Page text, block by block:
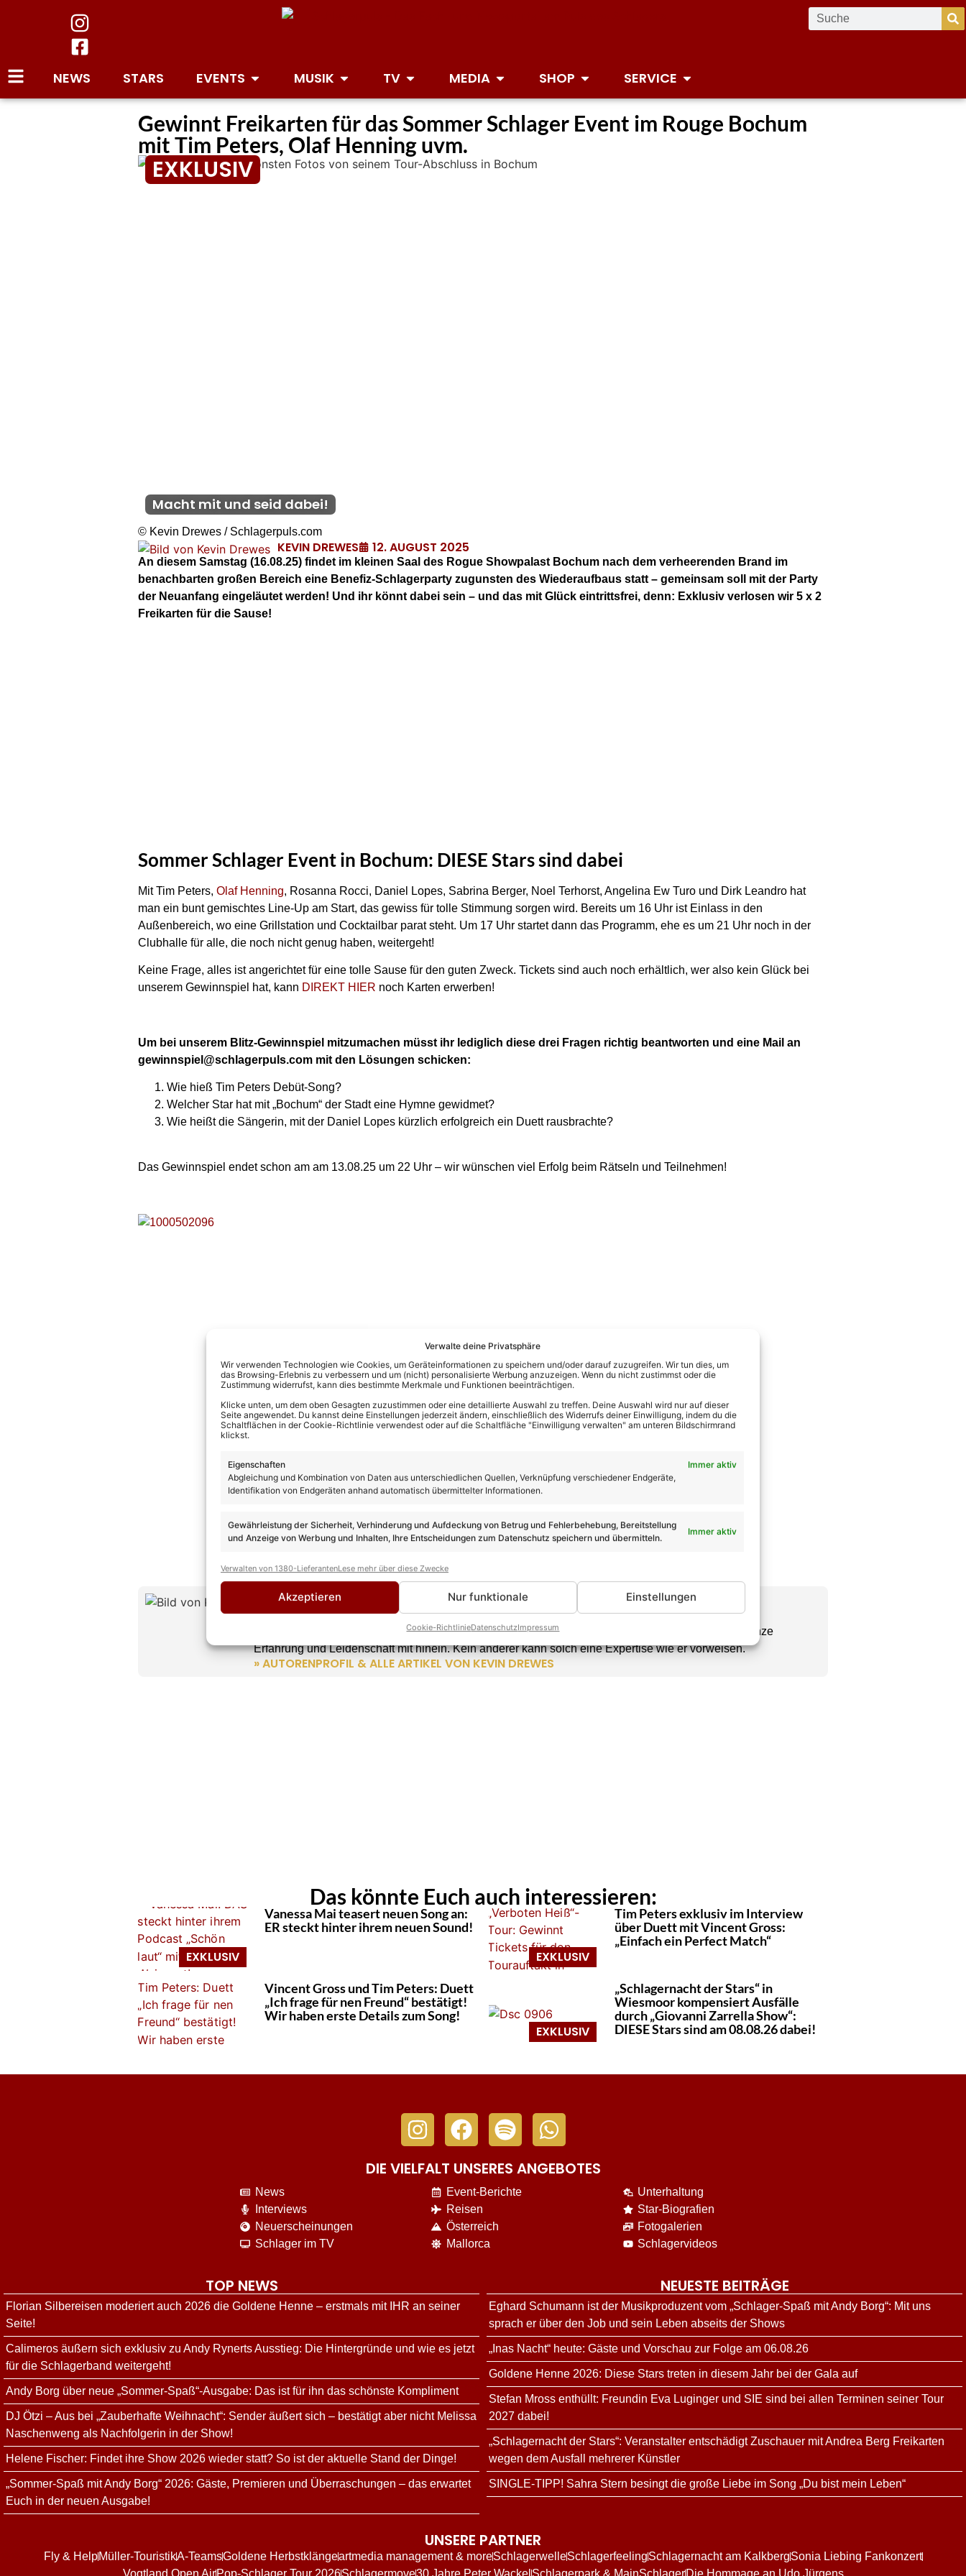
Verwalte deine Privatsphäre
Wir verwenden Technologien wie Cookies, um Geräteinformationen zu speichern und/oder darauf zuzugreifen. Wir tun dies, um
das Browsing-Erlebnis zu verbessern und um (nicht) personalisierte Werbung anzuzeigen. Wenn du nicht zustimmst oder die
Zustimmung widerrufst, kann dies bestimmte Merkmale und Funktionen beeinträchtigen.
Klicke unten, um dem oben Gesagten zuzustimmen oder eine detaillierte Auswahl zu treffen. Deine Auswahl wird nur auf dieser
Seite angewendet. Du kannst deine Einstellungen jederzeit ändern, einschließlich des Widerrufs deiner Einwilligung, indem du die
Schaltflächen in der Cookie-Richtlinie verwendest oder auf die Schaltfläche "Einwilligung verwalten" am unteren Bildschirmrand
klickst.
Eigenschaften
Immer aktiv
Abgleichung und Kombination von Daten aus unterschiedlichen Quellen, Verknüpfung verschiedener Endgeräte,
Identifikation von Endgeräten anhand automatisch übermittelter Informationen.
Gewährleistung der Sicherheit, Verhinderung und Aufdeckung von Betrug und Fehlerbehebung, Bereitstellung
und Anzeige von Werbung und Inhalten, Ihre Entscheidungen zum Datenschutz speichern und übermitteln.
Immer aktiv
Verwalten von 1380-LieferantenLese mehr über diese Zwecke
Akzeptieren Nur funktionale Einstellungen
Cookie-RichtlinieDatenschutzImpressum
NEWS STARS EVENTS MUSIK TV MEDIA SHOP SERVICE
Gewinnt Freikarten für das Sommer Schlager Event im Rouge Bochum
mit Tim Peters, Olaf Henning uvm.
EXKLUSIV
Macht mit und seid dabei!
© Kevin Drewes / Schlagerpuls.com
KEVIN DREWES 12. AUGUST 2025
An diesem Samstag (16.08.25) findet im kleinen Saal des Rogue Showpalast Bochum nach dem verheerenden Brand im
benachbarten großen Bereich eine Benefiz-Schlagerparty zugunsten des Wiederaufbaus statt – gemeinsam soll mit der Party
der Neuanfang eingeläutet werden! Und ihr könnt dabei sein – und das mit Glück eintrittsfrei, denn: Exklusiv verlosen wir 5 x 2
Freikarten für die Sause!
Sommer Schlager Event in Bochum: DIESE Stars sind dabei
Mit Tim Peters, Olaf Henning, Rosanna Rocci, Daniel Lopes, Sabrina Berger, Noel Terhorst, Angelina Ew Turo und Dirk Leandro hat
man ein bunt gemischtes Line-Up am Start, das gewiss für tolle Stimmung sorgen wird. Bereits um 16 Uhr ist Einlass in den
Außenbereich, wo eine Grillstation und Cocktailbar parat steht. Um 17 Uhr startet dann das Programm, ehe es um 21 Uhr noch in der
Clubhalle für alle, die noch nicht genug haben, weitergeht!
Keine Frage, alles ist angerichtet für eine tolle Sause für den guten Zweck. Tickets sind auch noch erhältlich, wer also kein Glück bei
unserem Gewinnspiel hat, kann DIREKT HIER noch Karten erwerben!
Um bei unserem Blitz-Gewinnspiel mitzumachen müsst ihr lediglich diese drei Fragen richtig beantworten und eine Mail an
gewinnspiel@schlagerpuls.com mit den Lösungen schicken:
Wie hieß Tim Peters Debüt-Song?
Welcher Star hat mit „Bochum“ der Stadt eine Hymne gewidmet?
Wie heißt die Sängerin, mit der Daniel Lopes kürzlich erfolgreich ein Duett rausbrachte?
Das Gewinnspiel endet schon am am 13.08.25 um 22 Uhr – wir wünschen viel Erfolg beim Rätseln und Teilnehmen!
Kevin Drewes
CHEFREDAKTEUR
Kevin Drewes ist seit über 10 Jahren im Schlager unterwegs und bringt als Chefredakteur seine ganze
Erfahrung und Leidenschaft mit hinein. Kein anderer kann solch eine Expertise wie er vorweisen.
» AUTORENPROFIL & ALLE ARTIKEL VON KEVIN DREWES
Das könnte Euch auch interessieren:
Vanessa Mai teasert neuen Song an:
ER steckt hinter ihrem neuen Sound!
Tim Peters exklusiv im Interview
über Duett mit Vincent Gross:
„Einfach ein Perfect Match“
Vincent Gross und Tim Peters: Duett
„Ich frage für nen Freund“ bestätigt!
Wir haben erste Details zum Song!
„Schlagernacht der Stars“ in
Wiesmoor kompensiert Ausfälle
durch „Giovanni Zarrella Show“:
DIESE Stars sind am 08.08.26 dabei!
DIE VIELFALT UNSERES ANGEBOTES
News
Interviews
Neuerscheinungen
Schlager im TV
Event-Berichte
Reisen
Österreich
Mallorca
Unterhaltung
Star-Biografien
Fotogalerien
Schlagervideos
TOP NEWS
Florian Silbereisen moderiert auch 2026 die Goldene Henne – erstmals mit IHR an seiner
Seite!
Calimeros äußern sich exklusiv zu Andy Rynerts Ausstieg: Die Hintergründe und wie es jetzt
für die Schlagerband weitergeht!
Andy Borg über neue „Sommer-Spaß“-Ausgabe: Das ist für ihn das schönste Kompliment
DJ Ötzi – Aus bei „Zauberhafte Weihnacht“: Sender äußert sich – bestätigt aber nicht Melissa
Naschenweng als Nachfolgerin in der Show!
Helene Fischer: Findet ihre Show 2026 wieder statt? So ist der aktuelle Stand der Dinge!
„Sommer-Spaß mit Andy Borg“ 2026: Gäste, Premieren und Überraschungen – das erwartet
Euch in der neuen Ausgabe!
NEUESTE BEITRÄGE
Eghard Schumann ist der Musikproduzent vom „Schlager-Spaß mit Andy Borg“: Mit uns
sprach er über den Job und sein Leben abseits der Shows
„Inas Nacht“ heute: Gäste und Vorschau zur Folge am 06.08.26
Goldene Henne 2026: Diese Stars treten in diesem Jahr bei der Gala auf
Stefan Mross enthüllt: Freundin Eva Luginger und SIE sind bei allen Terminen seiner Tour
2027 dabei!
„Schlagernacht der Stars“: Veranstalter entschädigt Zuschauer mit Andrea Berg Freikarten
wegen dem Ausfall mehrerer Künstler
SINGLE-TIPP! Sahra Stern besingt die große Liebe im Song „Du bist mein Leben“
UNSERE PARTNER
Fly & HelpMüller-TouristikA-TeamsGoldene Herbstklängeartmedia management & moreSchlagerwelleSchlagerfeelingSchlagernacht am KalkbergSonia Liebing Fankonzert
Vogtland Open AirPop-Schlager Tour 2026Schlagermove30 Jahre Peter Wackel Schlagerpark & MainSchlagerDie Hommage an Udo Jürgens